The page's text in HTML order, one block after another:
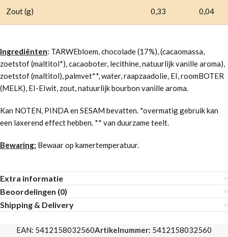
Zout (g) 0,33 0,04
Ingrediënten: TARWEbloem, chocolade (17%), (cacaomassa,
zoetstof (maltitol*), cacaoboter, lecithine, natuurlijk vanille aroma),
zoetstof (maltitol), palmvet**, water, raapzaadolie, EI, roomBOTER
(MELK), EI-EIwit, zout, natuurlijk bourbon vanille aroma.
Kan NOTEN, PINDA en SESAM bevatten. *overmatig gebruik kan
een laxerend effect hebben. ** van duurzame teelt.
Bewaring: Bewaar op kamertemperatuur.
Extra informatie
Beoordelingen (0)
Shipping & Delivery
EAN: 5412158032560Artikelnummer: 5412158032560